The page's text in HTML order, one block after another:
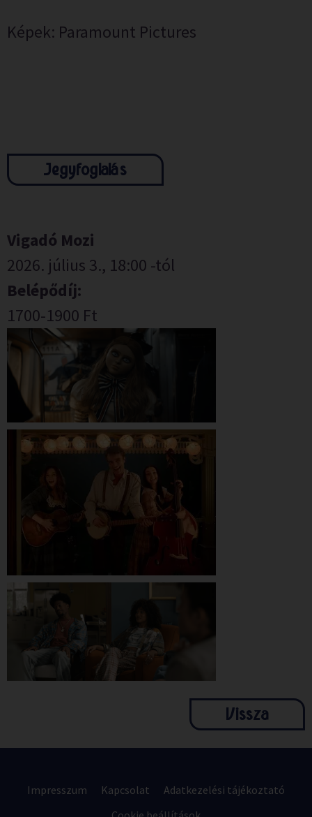
Képek: Paramount Pictures
Jegyfoglalás
Vigadó Mozi
2026. július 3., 18:00 -tól
Belépődíj:
1700-1900 Ft
Vissza
Impresszum Kapcsolat
Adatkezelési tájékoztató